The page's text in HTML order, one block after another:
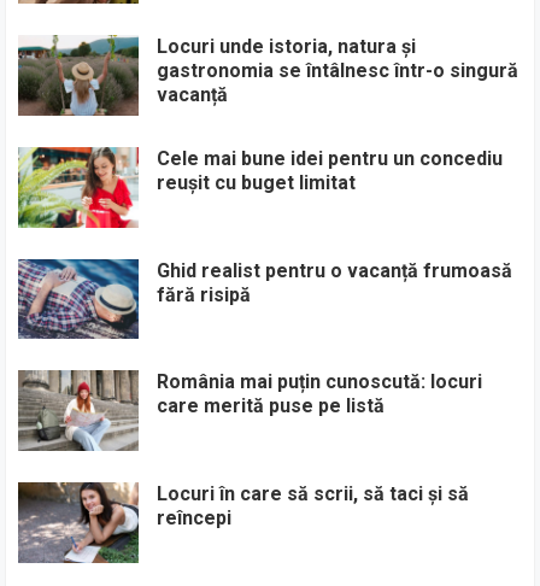
Locuri unde istoria, natura și
gastronomia se întâlnesc într-o singură
vacanță
Cele mai bune idei pentru un concediu
reușit cu buget limitat
Ghid realist pentru o vacanță frumoasă
fără risipă
România mai puțin cunoscută: locuri
care merită puse pe listă
Locuri în care să scrii, să taci și să
reîncepi